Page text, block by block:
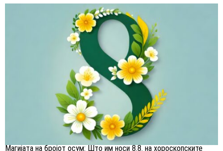
Магијата на бројот осум: Што им носи 8.8. на хороскопските